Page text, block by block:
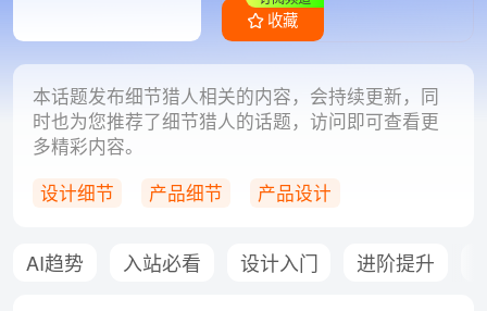
收藏
本话题发布细节猎人相关的内容，会持续更新，同
时也为您推荐了细节猎人的话题，访问即可查看更
多精彩内容。
设计细节
产品细节
产品设计
AI趋势 入站必看 设计入门 进阶提升